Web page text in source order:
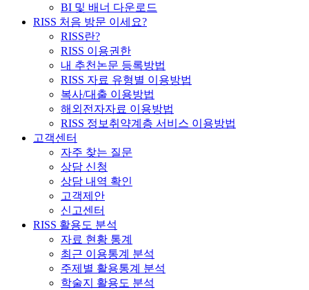
BI 및 배너 다운로드
RISS 처음 방문 이세요?
RISS란?
RISS 이용권한
내 추천논문 등록방법
RISS 자료 유형별 이용방법
복사/대출 이용방법
해외전자자료 이용방법
RISS 정보취약계층 서비스 이용방법
고객센터
자주 찾는 질문
상담 신청
상담 내역 확인
고객제안
신고센터
RISS 활용도 분석
자료 현황 통계
최근 이용통계 분석
주제별 활용통계 분석
학술지 활용도 분석